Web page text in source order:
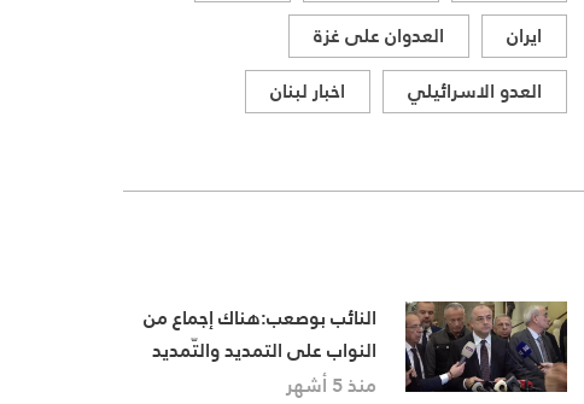
ايران
العدوان على غزة
العدو الاسرائيلي
اخبار لبنان
النائب بوصعب:هناك إجماع من
النواب على التمديد والتّمديد
لسنتَيْن مبرّر
منذ 5 أشهر